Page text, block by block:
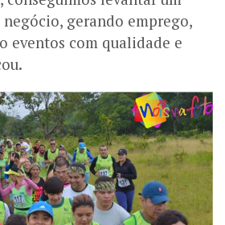
gerando emprego,
eventos com qualidade e